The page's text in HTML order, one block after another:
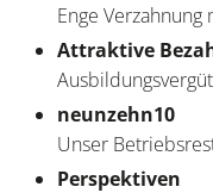
Enge
Attraktive
neunzehn10
Unser
Perspektiven